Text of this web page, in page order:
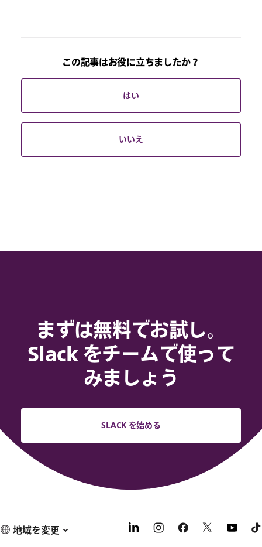
この記事はお役に立ちましたか？
はい
いいえ
まずは無料でお試し。
Slack をチームで使って
みましょう
SLACK を始める
地域を変更